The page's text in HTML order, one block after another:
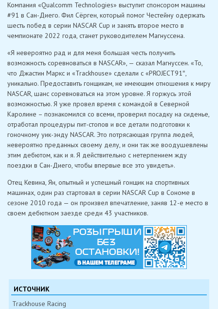
Компания «Qualcomm Technologies» выступит спонсором машины
#91 в Сан-Диего. Фил Сёрген, который помог Честейну одержать
шесть побед в серии NASCAR Cup и занять второе место в
чемпионате 2022 года, станет руководителем Магнуссена.
«Я невероятно рад и для меня большая честь получить
возможность соревноваться в NASCAR», — сказал Магнуссен. «То,
что Джастин Маркс и «Trackhouse» сделали с «PROJECT91″,
уникально. Предоставить гонщикам, не имеющим отношения к миру
NASCAR, шанс соревноваться на этом уровне. Я горжусь этой
возможностью. Я уже провел время с командой в Северной
Каролине – познакомился со всеми, проверил посадку на сиденье,
отработал процедуры пит-стопов и все детали подготовки к
гоночному уик-энду NASCAR. Это потрясающая группа людей,
невероятно преданных своему делу, и они так же воодушевлены
этим дебютом, как и я. Я действительно с нетерпением жду
поездки в Сан-Диего, чтобы впервые все это увидеть».
Отец Кевина, Ян, опытный и успешный гонщик на спортивных
машинах, один раз стартовал в серии NASCAR Cup в Сономе в
сезоне 2010 года — он произвел впечатление, заняв 12-е место в
своем дебютном заезде среди 43 участников.
ИСТОЧНИК
Trackhouse Racing